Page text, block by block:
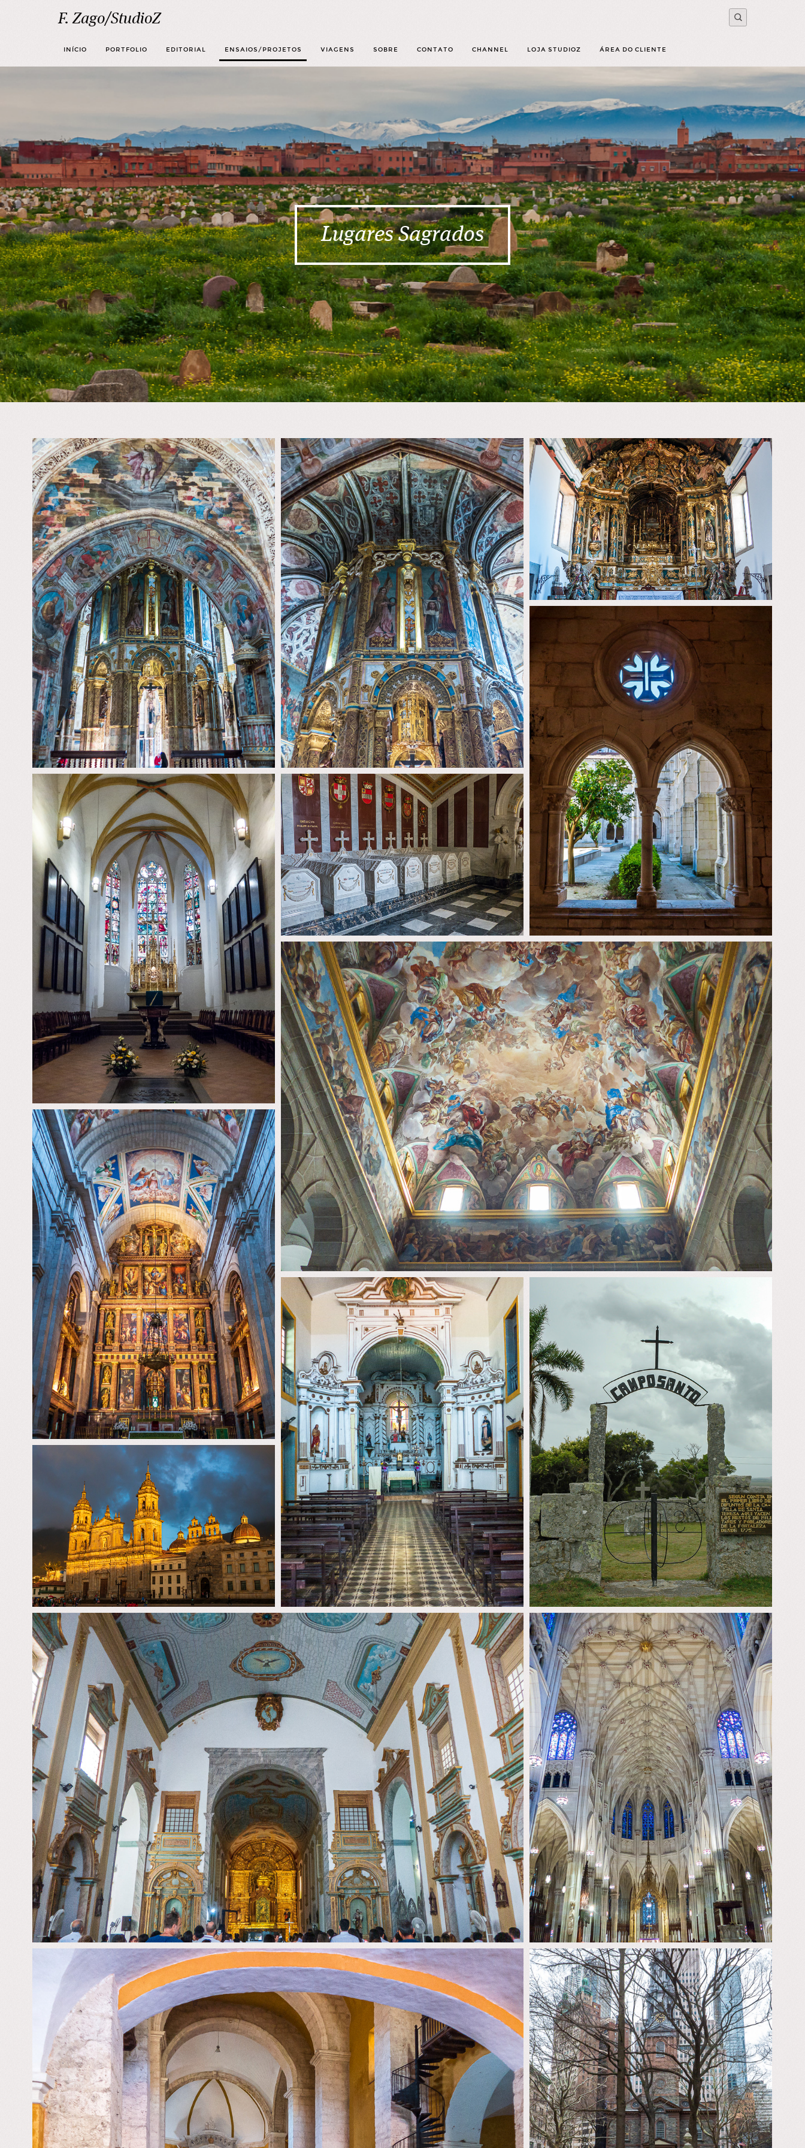
F. Zago/StudioZ
INÍCIO PORTFOLIO EDITORIAL ENSAIOS/PROJETOS VIAGENS SOBRE CONTATO CHANNEL LOJA STUDIOZ ÁREA DO CLIENTE
Lugares Sagrados